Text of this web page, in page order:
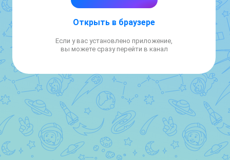
происходящих в стенах здания.
➡️ Мы в "Одноклассниках"
Открыть в браузере
Если у вас установлено приложение,
вы можете сразу перейти в канал